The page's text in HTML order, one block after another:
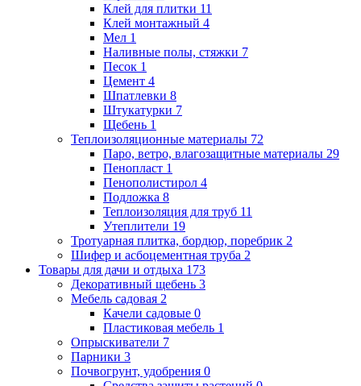
Клей для плитки 11
Клей монтажный 4
Мел 1
Наливные полы, стяжки 7
Песок 1
Цемент 4
Шпатлевки 8
Штукатурки 7
Щебень 1
Теплоизоляционные материалы 72
Паро, ветро, влагозащитные материалы 29
Пенопласт 1
Пенополистирол 4
Подложка 8
Теплоизоляция для труб 11
Утеплители 19
Тротуарная плитка, бордюр, поребрик 2
Шифер и асбоцементная труба 2
Товары для дачи и отдыха 173
Декоративный щебень 3
Мебель садовая 2
Качели садовые 0
Пластиковая мебель 1
Опрыскиватели 7
Парники 3
Почвогрунт, удобрения 0